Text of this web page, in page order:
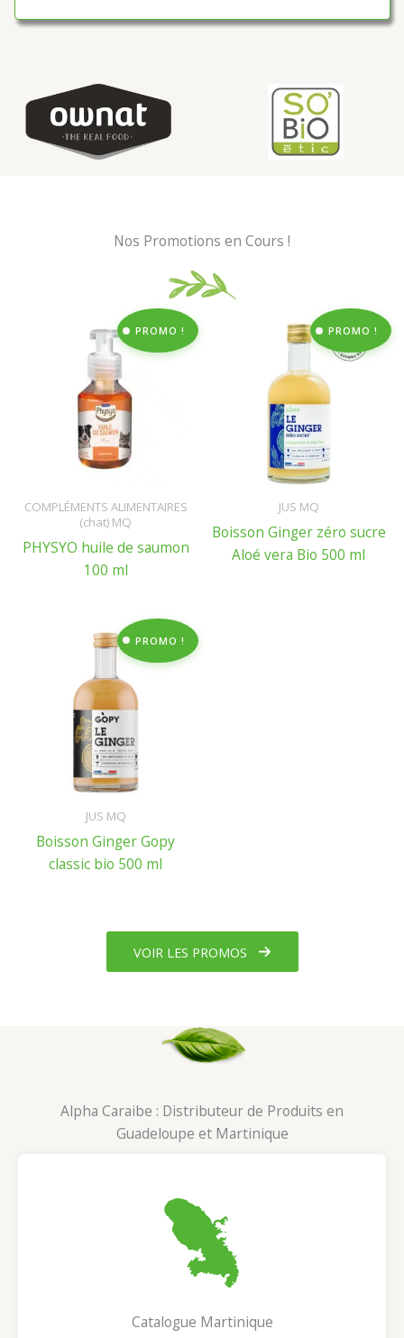
Nos Promotions en Cours !
PROMO !
COMPLÉMENTS ALIMENTAIRES
(chat) MQ
PHYSYO huile de saumon
100 ml
PROMO !
JUS MQ
Boisson Ginger zéro sucre
Aloé vera Bio 500 ml
PROMO !
JUS MQ
Boisson Ginger Gopy
classic bio 500 ml
VOIR LES PROMOS
Alpha Caraibe : Distributeur de Produits en
Guadeloupe et Martinique
Catalogue Martinique